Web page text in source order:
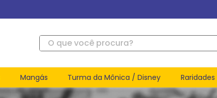
O que você procura?
Mangás Turma da Mônica / Disney Raridades